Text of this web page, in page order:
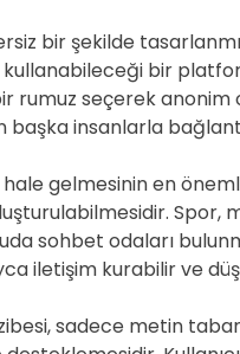
bir şekilde
bir
rumuz seçerek
insanlarla
gelmesinin en
Spor,
sohbet odaları
iletişim kurabilir ve
sadece metin